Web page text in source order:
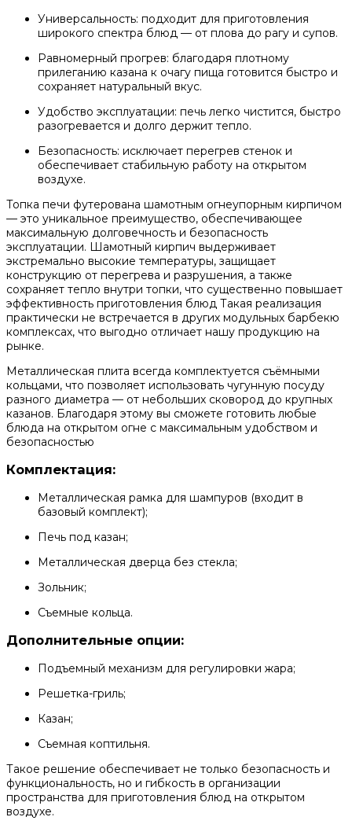
Универсальность: подходит для приготовления
широкого спектра блюд — от плова до рагу и супов.
Равномерный прогрев: благодаря плотному
прилеганию казана к очагу пища готовится быстро и
сохраняет натуральный вкус.
Удобство эксплуатации: печь легко чистится, быстро
разогревается и долго держит тепло.
Безопасность: исключает перегрев стенок и
обеспечивает стабильную работу на открытом
воздухе.
Топка печи футерована шамотным огнеупорным кирпичом
— это уникальное преимущество, обеспечивающее
максимальную долговечность и безопасность
эксплуатации. Шамотный кирпич выдерживает
экстремально высокие температуры, защищает
конструкцию от перегрева и разрушения, а также
сохраняет тепло внутри топки, что существенно повышает
эффективность приготовления блюд Такая реализация
практически не встречается в других модульных барбекю
комплексах, что выгодно отличает нашу продукцию на
рынке.
Металлическая плита всегда комплектуется съёмными
кольцами, что позволяет использовать чугунную посуду
разного диаметра — от небольших сковород до крупных
казанов. Благодаря этому вы сможете готовить любые
блюда на открытом огне с максимальным удобством и
безопасностью
Комплектация:
Металлическая рамка для шампуров (входит в
базовый комплект);
Печь под казан;
Металлическая дверца без стекла;
Зольник;
Съемные кольца.
Дополнительные опции:
Подъемный механизм для регулировки жара;
Решетка-гриль;
Казан;
Съемная коптильня.
Такое решение обеспечивает не только безопасность и
функциональность, но и гибкость в организации
пространства для приготовления блюд на открытом
воздухе.